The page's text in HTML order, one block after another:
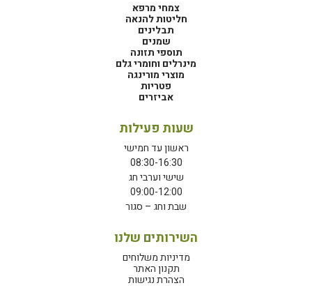
צמחי מרפא
חליטות להנאה
תבלינים
שמנים
תוספי תזונה
מינרלים וחומרי גלם
מוצרי מורינגה
פטריות
אביזרים
שעות פעילות
ראשון עד חמישי
08:30-16:30
שישי וערבי חג
09:00-12:00
שבת וחג – סגור
השירותים שלנו
מדיניות משלוחים
תקנון האתר
הצהרת נגישות